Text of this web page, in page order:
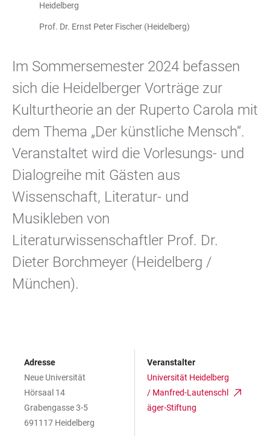
Heidelberg
Prof. Dr. Ernst Peter Fischer (Heidelberg)
Im Sommersemester 2024 befassen
sich die Heidelberger Vorträge zur
Kulturtheorie an der Ruperto Carola mit
dem Thema „Der künstliche Mensch“.
Veranstaltet wird die Vorlesungs- und
Dialogreihe mit Gästen aus
Wissenschaft, Literatur- und
Musikleben von
Literaturwissenschaftler Prof. Dr.
Dieter Borchmeyer (Heidelberg /
München).
Adresse
Neue Universität
Hörsaal 14
Grabengasse 3-5
691117 Heidelberg
Veranstalter
Universität Heidelberg
/ Manfred-Lautenschl
äger-Stiftung